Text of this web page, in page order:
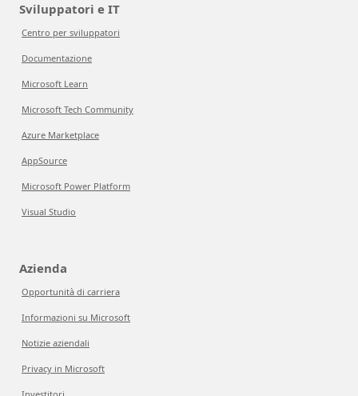
Sviluppatori e IT
Centro per sviluppatori
Documentazione
Microsoft Learn
Microsoft Tech Community
Azure Marketplace
AppSource
Microsoft Power Platform
Visual Studio
Azienda
Opportunità di carriera
Informazioni su Microsoft
Notizie aziendali
Privacy in Microsoft